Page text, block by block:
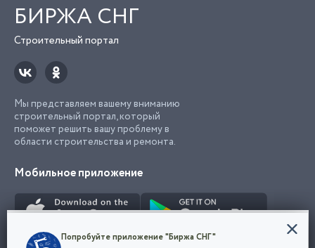
БИРЖА СНГ
Строительный портал
Мы представляем вашему вниманию
строительный портал, который
поможет решить вашу проблему в
области строительства и ремонта.
Мобильное приложение
Конфиденциальность
Попробуйте приложение "Биржа СНГ"